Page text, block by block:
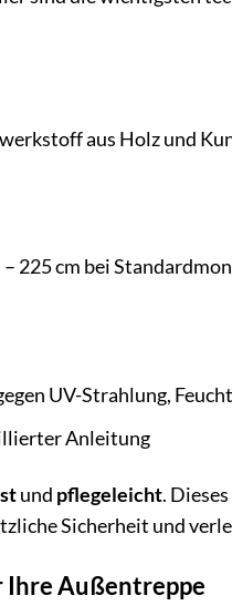
aus Holz und
225 cm bei
UV-Strahlung,
Anleitung
und pflegeleicht.
Sicherheit und
Ihre Außentreppe